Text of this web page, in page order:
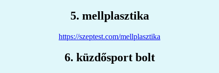
5. mellplasztika
https://szeptest.com/mellplasztika
6. küzdősport bolt